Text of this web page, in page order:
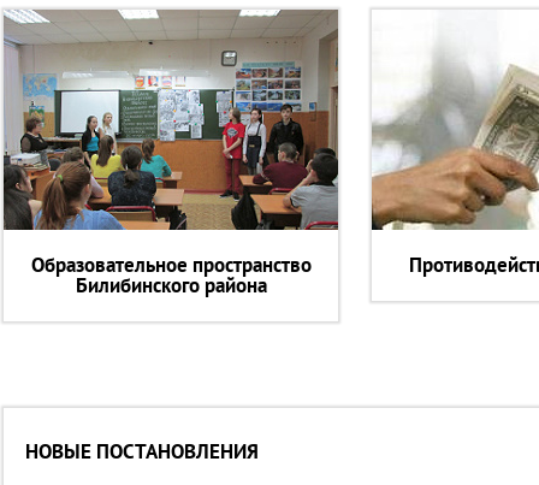
Образовательное пространство
Билибинского района
НОВЫЕ ПОСТАНОВЛЕНИЯ